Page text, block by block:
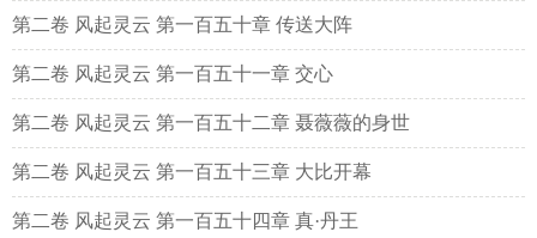
第二卷 风起灵云 第一百五十章 传送大阵
第二卷 风起灵云 第一百五十一章 交心
第二卷 风起灵云 第一百五十二章 聂薇薇的身世
第二卷 风起灵云 第一百五十三章 大比开幕
第二卷 风起灵云 第一百五十四章 真·丹王